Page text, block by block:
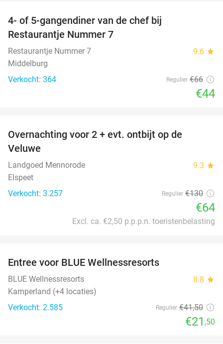
4- of 5-gangendiner van de chef bij
Restaurantje Nummer 7
Restaurantje Nummer 7 9.6 star
Middelburg
Verkocht: 364
Regulier €66
€44
Overnachting voor 2 + evt. ontbijt op de
Veluwe
Landgoed Mennorode 9.3 star
Elspeet
Verkocht: 3.257
Regulier €130
€64
Excl. ca. €2,50 p.p.p.n. toeristenbelasting
Entree voor BLUE Wellnessresorts
BLUE Wellnessresorts 8.8 star
Kamperland (+4 locaties)
Verkocht: 2.585
Regulier €41,50
€21 ,50